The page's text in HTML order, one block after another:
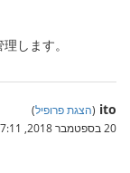
します。
ito
(הצגת פרופיל)
20 בספטמבר 2018, 23:47:11